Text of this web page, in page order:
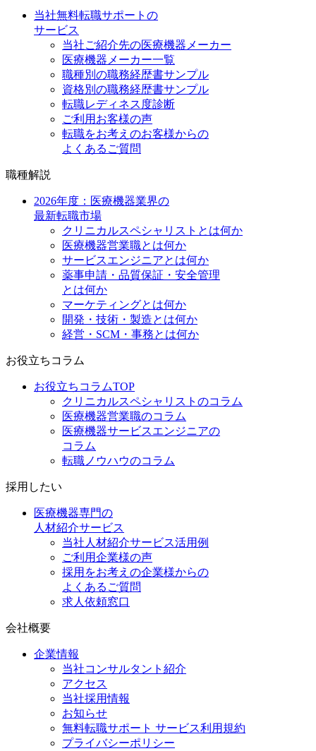
当社無料転職サポートの
サービス
当社ご紹介先の医療機器メーカー
医療機器メーカー一覧
職種別の職務経歴書サンプル
資格別の職務経歴書サンプル
転職レディネス度診断
ご利用お客様の声
転職をお考えのお客様からの
よくあるご質問
職種解説
2026年度：医療機器業界の
最新転職市場
クリニカルスペシャリストとは何か
医療機器営業職とは何か
サービスエンジニアとは何か
薬事申請・品質保証・安全管理
とは何か
マーケティングとは何か
開発・技術・製造とは何か
経営・SCM・事務とは何か
お役立ちコラム
お役立ちコラムTOP
クリニカルスペシャリストのコラム
医療機器営業職のコラム
医療機器サービスエンジニアの
コラム
転職ノウハウのコラム
採用したい
医療機器専門の
人材紹介サービス
当社人材紹介サービス活用例
ご利用企業様の声
採用をお考えの企業様からの
よくあるご質問
求人依頼窓口
会社概要
企業情報
当社コンサルタント紹介
アクセス
当社採用情報
お知らせ
無料転職サポート サービス利用規約
プライバシーポリシー